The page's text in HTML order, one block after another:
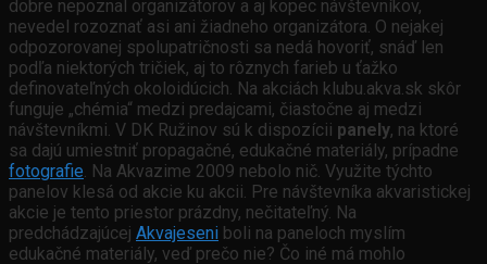
dobre nepoznal organizátorov a aj kopec návštevníkov,
nevedel rozoznať asi ani žiadneho organizátora. O nejakej
odpozorovanej spolupatričnosti sa nedá hovoriť, snáď len
podľa niektorých tričiek, aj to rôznych farieb u ťažko
definovateľných okoloidúcich. Na akciách klubu.akva.sk skôr
funguje „chémia“ medzi predajcami, čiastočne aj medzi
návštevníkmi. V DK Ružinov sú k dispozícii panely, na ktoré
sa dajú umiestniť propagačné, edukačné materiály, prípadne
fotografie. Na Akvazime 2009 nebolo nič. Využite týchto
panelov klesá od akcie ku akcii. Pre návštevníka akvaristickej
akcie je tento priestor prázdny, nečitateľný. Na
predchádzajúcej Akvajeseni boli na paneloch myslím
edukačné materiály, veď prečo nie? Čo iné má mohlo